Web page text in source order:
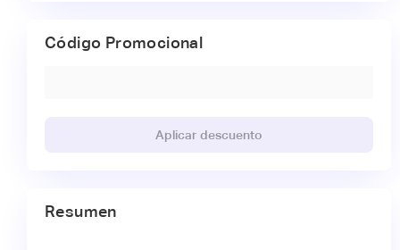
Código Promocional
Aplicar descuento
Resumen